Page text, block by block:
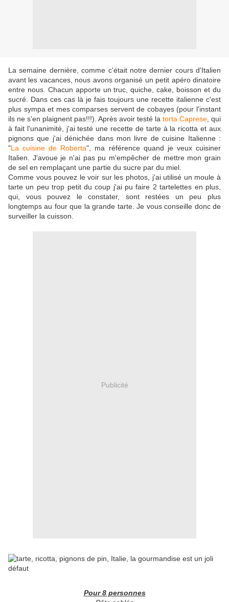
La semaine dernière, comme c'était notre dernier cours d'Italien
avant les vacances, nous avons organisé un petit apéro dinatoire
entre nous. Chacun apporte un truc, quiche, cake, boisson et du
sucré. Dans ces cas là je fais toujours une recette italienne c'est
plus sympa et mes comparses servent de cobayes (pour l'instant
ils ne s'en plaignent pas!!!). Après avoir testé la torta Caprese , qui
à fait l'unanimité, j'ai testé une recette de tarte à la ricotta et aux
pignons que j'ai dénichée dans mon livre de cuisine Italienne :
"La cuisine de Roberta", ma référence quand je veux cuisiner
Italien. J'avoue je n'ai pas pu m'empêcher de mettre mon grain
de sel en remplaçant une partie du sucre par du miel.
Comme vous pouvez le voir sur les photos, j'ai utilisé un moule à
tarte un peu trop petit du coup j'ai pu faire 2 tartelettes en plus,
qui, vous pouvez le constater, sont restées un peu plus
longtemps au four que la grande tarte. Je vous conseille donc de
surveiller la cuisson.
Publicité
Pour 8 personnes